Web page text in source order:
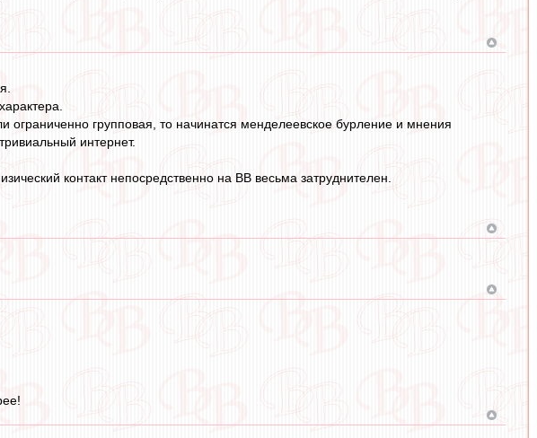
ограниченно групповая, то начинатся менделеевское бурление и мнения
интернет.
контакт непосредственно на ВВ весьма затруднителен.